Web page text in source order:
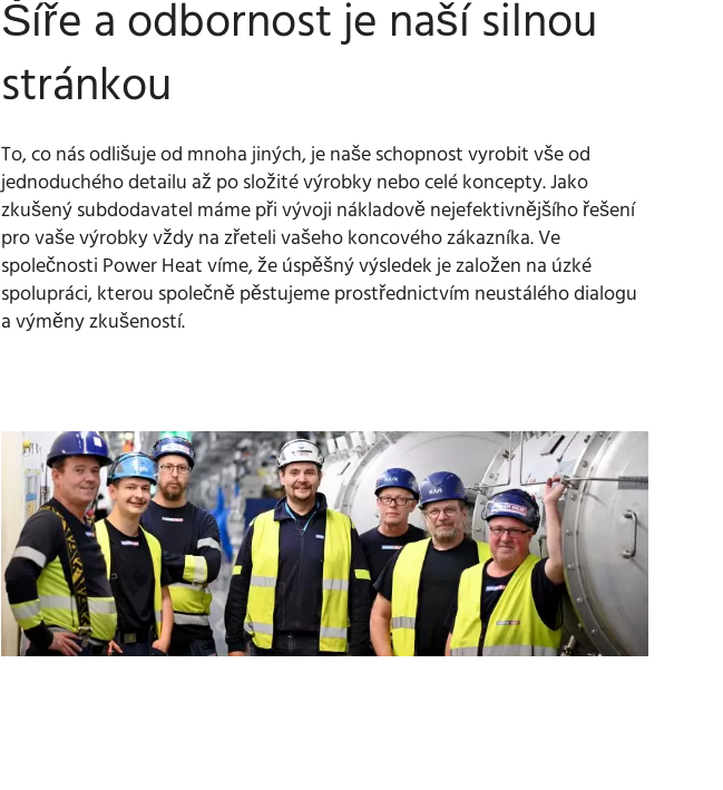
Šíře a odbornost je naší silnou
stránkou
To, co nás odlišuje od mnoha jiných, je naše schopnost vyrobit vše od
jednoduchého detailu až po složité výrobky nebo celé koncepty. Jako
zkušený subdodavatel máme při vývoji nákladově nejefektivnějšího řešení
pro vaše výrobky vždy na zřeteli vašeho koncového zákazníka. Ve
společnosti Power Heat víme, že úspěšný výsledek je založen na úzké
spolupráci, kterou společně pěstujeme prostřednictvím neustálého dialogu
a výměny zkušeností.